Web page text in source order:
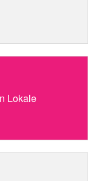
Lokale